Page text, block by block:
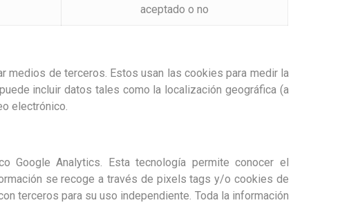
aceptado o no
medios de terceros. Estos usan las cookies para medir la
incluir datos tales como la localización geográfica (a
electrónico.
Google Analytics. Esta tecnología permite conocer el
se recoge a través de pixels tags y/o cookies de
terceros para su uso independiente. Toda la información